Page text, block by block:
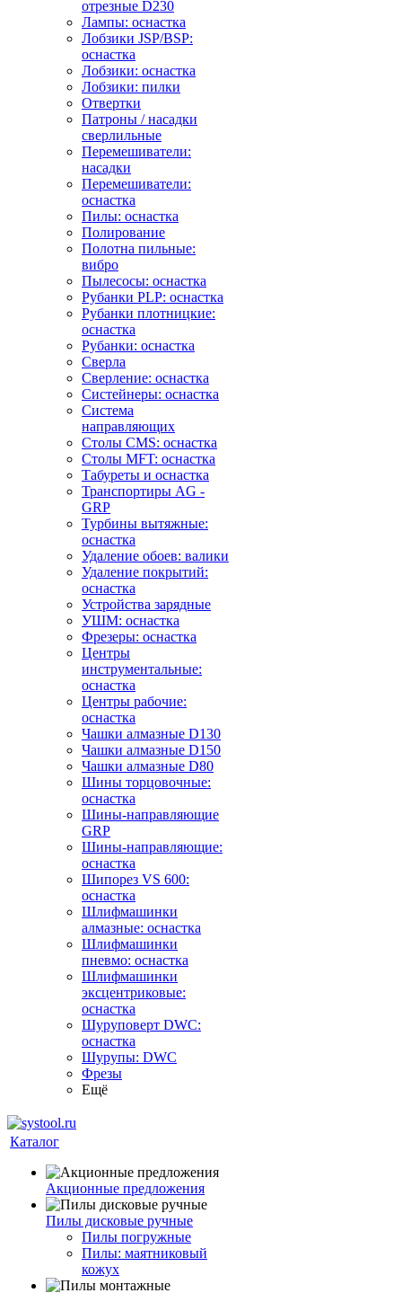
отрезные D230
Лампы: оснастка
Лобзики JSP/BSP:
оснастка
Лобзики: оснастка
Лобзики: пилки
Отвертки
Патроны / насадки
сверлильные
Перемешиватели:
насадки
Перемешиватели:
оснастка
Пилы: оснастка
Полирование
Полотна пильные:
вибро
Пылесосы: оснастка
Рубанки PLP: оснастка
Рубанки плотницкие:
оснастка
Рубанки: оснастка
Сверла
Сверление: оснастка
Систейнеры: оснастка
Система
направляющих
Столы CMS: оснастка
Столы MFT: оснастка
Табуреты и оснастка
Транспортиры AG -
GRP
Турбины вытяжные:
оснастка
Удаление обоев: валики
Удаление покрытий:
оснастка
Устройства зарядные
УШМ: оснастка
Фрезеры: оснастка
Центры
инструментальные:
оснастка
Центры рабочие:
оснастка
Чашки алмазные D130
Чашки алмазные D150
Чашки алмазные D80
Шины торцовочные:
оснастка
Шины-направляющие
GRP
Шины-направляющие:
оснастка
Шипорез VS 600:
оснастка
Шлифмашинки
алмазные: оснастка
Шлифмашинки
пневмо: оснастка
Шлифмашинки
эксцентриковые:
оснастка
Шуруповерт DWC:
оснастка
Шурупы: DWC
Фрезы
Ещё
Каталог
Акционные предложения
Пилы дисковые ручные
Пилы погружные
Пилы: маятниковый
кожух